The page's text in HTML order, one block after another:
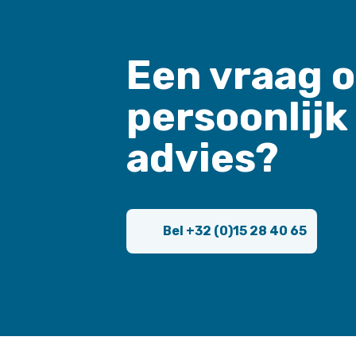
Een vraag
persoonlijk
advies?
Bel +32 (0)15 28 40 65